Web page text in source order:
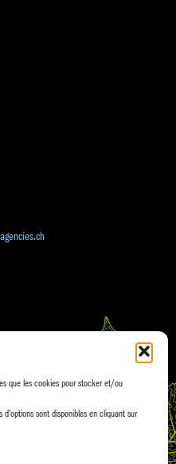
que les cookies pour stocker et/ou
sont disponibles en cliquant sur
agencies.ch